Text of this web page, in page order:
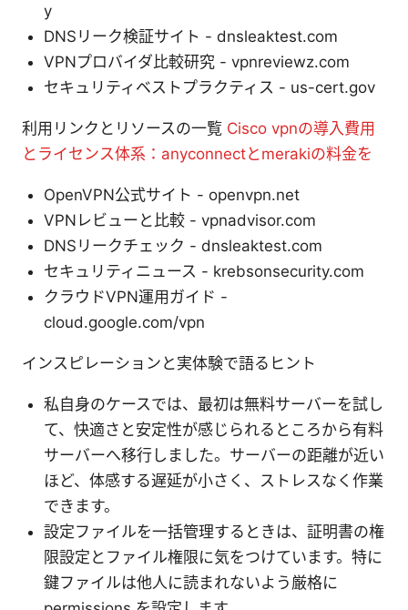
y
DNSリーク検証サイト - dnsleaktest.com
VPNプロバイダ比較研究 - vpnreviewz.com
セキュリティベストプラクティス - us-cert.gov
利用リンクとリソースの一覧 Cisco vpnの導入費用
とライセンス体系：anyconnectとmerakiの料金を
OpenVPN公式サイト - openvpn.net
VPNレビューと比較 - vpnadvisor.com
DNSリークチェック - dnsleaktest.com
セキュリティニュース - krebsonsecurity.com
クラウドVPN運用ガイド -
cloud.google.com/vpn
インスピレーションと実体験で語るヒント
私自身のケースでは、最初は無料サーバーを試し
て、快適さと安定性が感じられるところから有料
サーバーへ移行しました。サーバーの距離が近い
ほど、体感する遅延が小さく、ストレスなく作業
できます。
設定ファイルを一括管理するときは、証明書の権
限設定とファイル権限に気をつけています。特に
鍵ファイルは他人に読まれないよう厳格に